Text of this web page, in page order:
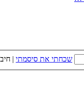
שכחתי את סיסמתי |